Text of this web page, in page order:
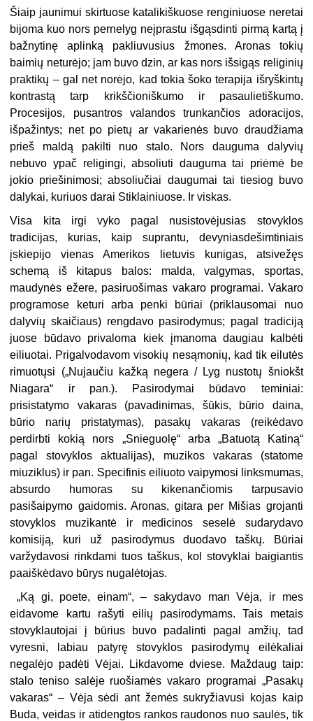
Šiaip jaunimui skirtuose katalikiškuose renginiuose neretai
bijoma kuo nors pernelyg neįprastu išgąsdinti pirmą kartą į
bažnytinę aplinką pakliuvusius žmones. Aronas tokių
baimių neturėjo; jam buvo dzin, ar kas nors išsigąs religinių
praktikų – gal net norėjo, kad tokia šoko terapija išryškintų
kontrastą tarp krikščioniškumo ir pasaulietiškumo.
Procesijos, pusantros valandos trunkančios adoracijos,
išpažintys; net po pietų ar vakarienės buvo draudžiama
prieš maldą pakilti nuo stalo. Nors dauguma dalyvių
nebuvo ypač religingi, absoliuti dauguma tai priėmė be
jokio priešinimosi; absoliučiai daugumai tai tiesiog buvo
dalykai, kuriuos darai Stiklainiuose. Ir viskas.
Visa kita irgi vyko pagal nusistovėjusias stovyklos
tradicijas, kurias, kaip suprantu, devyniasdešimtiniais
įskiepijo vienas Amerikos lietuvis kunigas, atsivežęs
schemą iš kitapus balos: malda, valgymas, sportas,
maudynės ežere, pasiruošimas vakaro programai. Vakaro
programose keturi arba penki būriai (priklausomai nuo
dalyvių skaičiaus) rengdavo pasirodymus; pagal tradiciją
juose būdavo privaloma kiek įmanoma daugiau kalbėti
eiliuotai. Prigalvodavom visokių nesąmonių, kad tik eilutės
rimuotųsi („Nujaučiu kažką negera / Lyg nustotų šniokšt
Niagara“ ir pan.). Pasirodymai būdavo teminiai:
prisistatymo vakaras (pavadinimas, šūkis, būrio daina,
būrio narių pristatymas), pasakų vakaras (reikėdavo
perdirbti kokią nors „Snieguolę“ arba „Batuotą Katiną“
pagal stovyklos aktualijas), muzikos vakaras (statome
miuziklus) ir pan. Specifinis eiliuoto vaipymosi linksmumas,
absurdo humoras su kikenančiomis tarpusavio
pasišaipymo gaidomis. Aronas, gitara per Mišias grojanti
stovyklos muzikantė ir medicinos seselė sudarydavo
komisiją, kuri už pasirodymus duodavo taškų. Būriai
varžydavosi rinkdami tuos taškus, kol stovyklai baigiantis
paaiškėdavo būrys nugalėtojas.
„Ką gi, poete, einam“, – sakydavo man Vėja, ir mes
eidavome kartu rašyti eilių pasirodymams. Tais metais
stovyklautojai į būrius buvo padalinti pagal amžių, tad
vyresni, labiau patyrę stovyklos pasirodymų eilėkaliai
negalėjo padėti Vėjai. Likdavome dviese. Maždaug taip:
stalo teniso salėje ruošiamės vakaro programai „Pasakų
vakaras“ – Vėja sėdi ant žemės sukryžiavusi kojas kaip
Buda, veidas ir atidengtos rankos raudonos nuo saulės, tik